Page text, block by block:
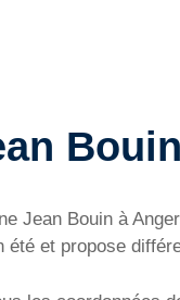
Jean Bouin à
été et propose